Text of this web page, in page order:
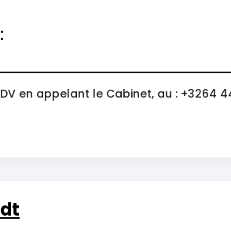
en appelant le Cabinet, au : +3264